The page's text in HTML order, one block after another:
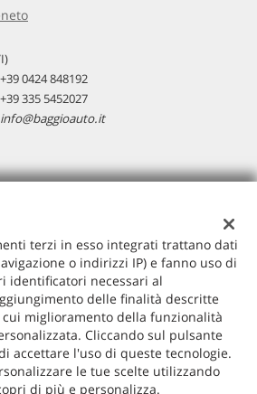
+39 0424 848192
+39 335 5452027
info@baggioauto.it
Veneto (VI)
terzi in esso integrati trattano dati
o indirizzi IP) e fanno uso di
identificatori necessari al
delle finalità descritte
cui miglioramento della funzionalità
Cliccando sul pulsante
accettare l'uso di queste tecnologie.
le tue scelte utilizzando
di più e personalizza.